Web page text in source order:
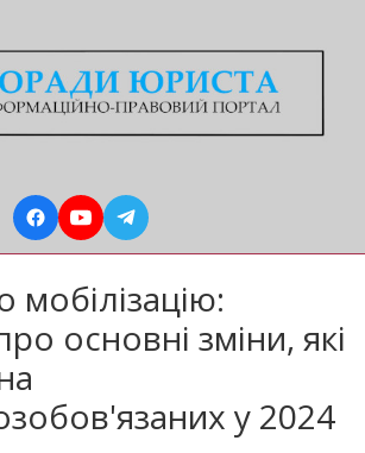
мобілізацію:
основні зміни, які
у 2024